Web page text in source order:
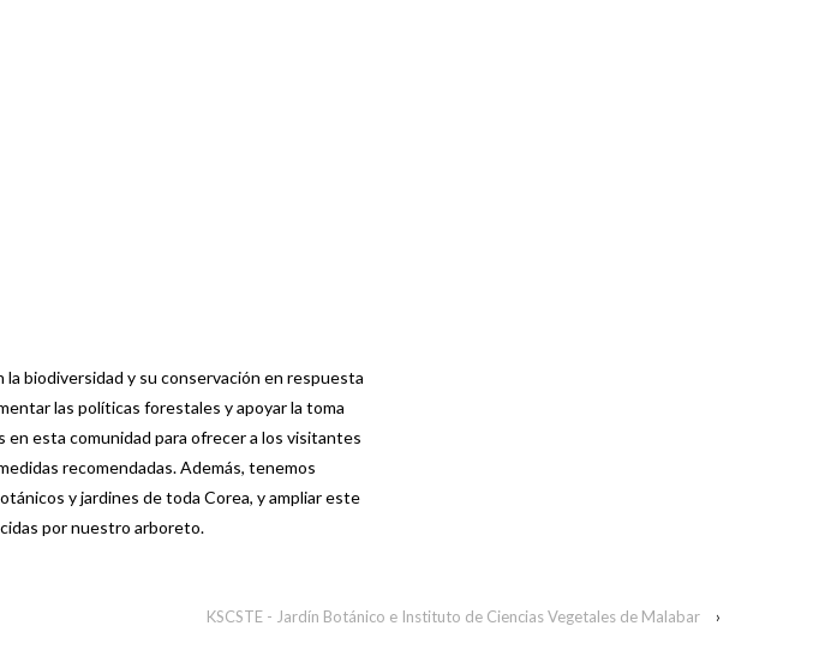
biodiversidad y su conservación en respuesta
las políticas forestales y apoyar la toma
esta comunidad para ofrecer a los visitantes
recomendadas. Además, tenemos
y jardines de toda Corea, y ampliar este
por nuestro arboreto.
KSCSTE - Jardín Botánico e Instituto de Ciencias Vegetales de Malabar ›